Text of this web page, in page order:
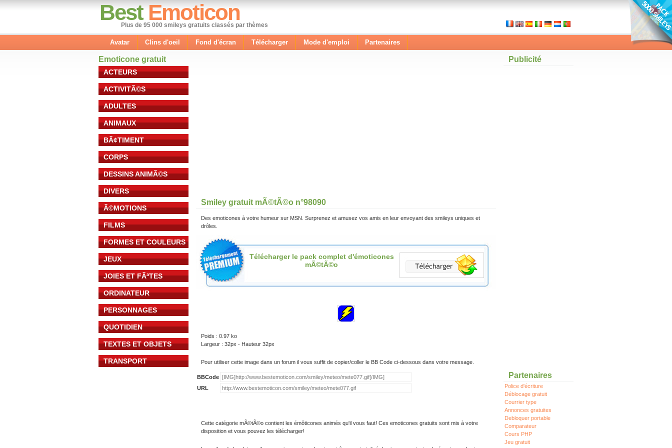
Best Emoticon
Plus de 95 000 smileys gratuits classés par thèmes
Avatar Clins d'oeil Fond d'écran Télécharger Mode d'emploi Partenaires
Emoticone gratuit
ACTEURS
ACTIVITÃ©S
ADULTES
ANIMAUX
BÃ¢TIMENT
CORPS
DESSINS ANIMÃ©S
DIVERS
Ã©MOTIONS
FILMS
FORMES ET COULEURS
JEUX
JOIES ET FÃªTES
ORDINATEUR
PERSONNAGES
QUOTIDIEN
TEXTES ET OBJETS
TRANSPORT
Smiley gratuit mÃ©tÃ©o n°98090
Des emoticones à votre humeur sur MSN. Surprenez et amusez vos amis en leur envoyant des smileys uniques et
drôles.
Télécharger le pack complet d'émoticones
mÃ©tÃ©o
Poids : 0.97 ko
Largeur : 32px - Hauteur 32px
Pour utiliser cette image dans un forum il vous suffit de copier/coller le BB Code ci-dessous dans votre message.
BBCode
URL
Cette catégorie mÃ©tÃ©o contient les émôticones animés qu'il vous faut! Ces emoticones gratuits sont mis à votre
disposition et vous pouvez les télécharger!
Publicité
Partenaires
Police d'écriture
Déblocage gratuit
Courrier type
Annonces gratuites
Debloquer portable
Comparateur
Cours PHP
Jeu gratuit